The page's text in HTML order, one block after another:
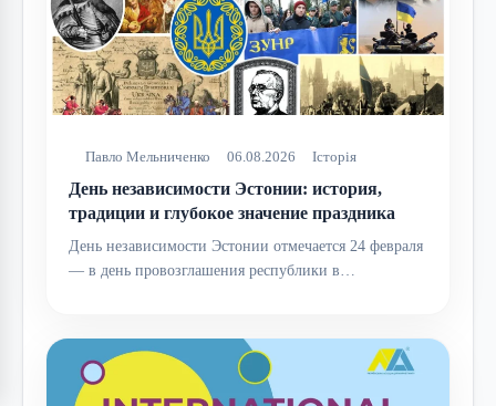
Павло Мельниченко 06.08.2026 Історія
День независимости Эстонии: история,
традиции и глубокое значение праздника
День независимости Эстонии отмечается 24 февраля
— в день провозглашения республики в…